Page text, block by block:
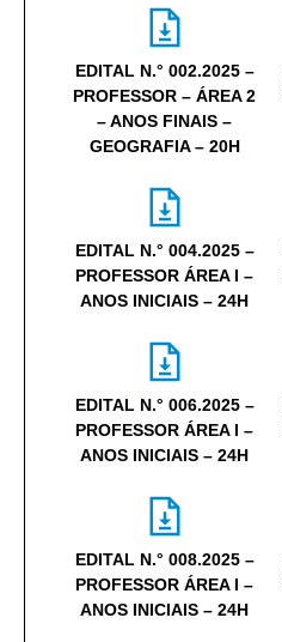
EDITAL N.° 002.2025 –
PROFESSOR – ÁREA 2
– ANOS FINAIS –
GEOGRAFIA – 20H
EDITAL N.° 004.2025 –
PROFESSOR ÁREA I –
ANOS INICIAIS – 24H
EDITAL N.° 006.2025 –
PROFESSOR ÁREA I –
ANOS INICIAIS – 24H
EDITAL N.° 008.2025 –
PROFESSOR ÁREA I –
ANOS INICIAIS – 24H